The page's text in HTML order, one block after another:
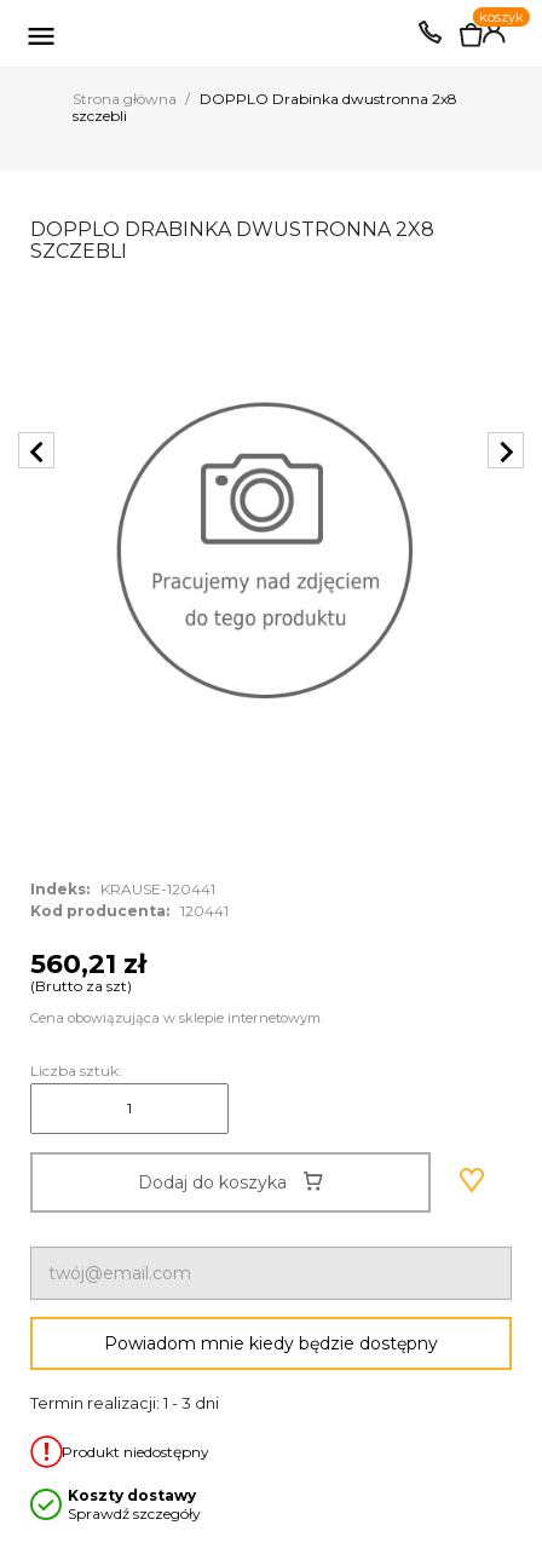
EUR PLN

0
koszyk
Strona główna
DOPPLO Drabinka dwustronna 2x8
szczebli
DOPPLO DRABINKA DWUSTRONNA 2X8
SZCZEBLI
chevron_left chevron_right
Indeks:
KRAUSE-120441
Kod producenta: 120441
560,21 zł
(Brutto za szt)
Cena obowiązująca w sklepie internetowym.
Liczba sztuk:
Dodaj do koszyka
Powiadom mnie kiedy będzie dostępny
Termin realizacji: 1 - 3 dni
Produkt niedostępny
Koszty dostawy
Sprawdź szczegóły